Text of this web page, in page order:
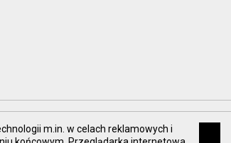
m.in. w celach reklamowych i